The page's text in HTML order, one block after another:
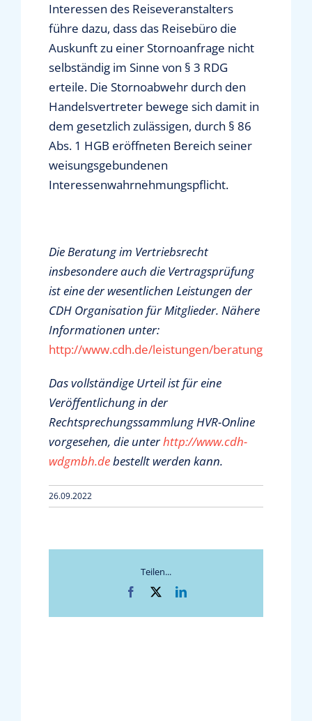
Interessen des Reiseveranstalters
führe dazu, dass das Reisebüro die
Auskunft zu einer Stornoanfrage nicht
selbständig im Sinne von § 3 RDG
erteile. Die Stornoabwehr durch den
Handelsvertreter bewege sich damit in
dem gesetzlich zulässigen, durch § 86
Abs. 1 HGB eröffneten Bereich seiner
weisungsgebundenen
Interessenwahrnehmungspflicht.
Die Beratung im Vertriebsrecht
insbesondere auch die Vertragsprüfung
ist eine der wesentlichen Leistungen der
CDH Organisation für Mitglieder. Nähere
Informationen unter:
http://www.cdh.de/leistungen/beratung
Das vollständige Urteil ist für eine
Veröffentlichung in der
Rechtsprechungssammlung HVR-Online
vorgesehen, die unterhttp://www.cdh-
wdgmbh.debestellt werden kann.
26.09.2022
Teilen...
Facebook LinkedIn